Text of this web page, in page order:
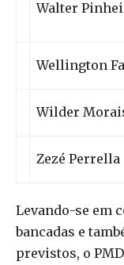
Walter
Wellington
Wilder
Zezé Perrella
Levando-se em
bancadas e
previstos, o